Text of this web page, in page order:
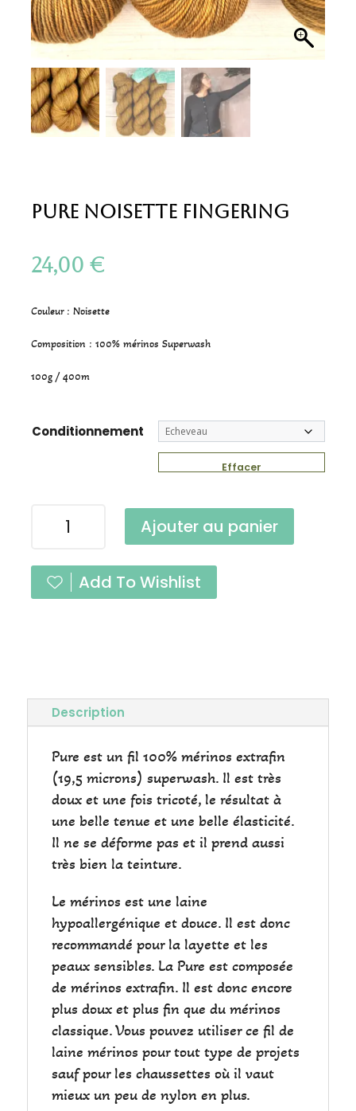
Pure Noisette Fingering
24,00 €
Couleur : Noisette
Composition : 100% mérinos Superwash
100g / 400m
Conditionnement
Effacer
Noisette
Fingering
Ajouter au panier
Add To Wishlist
Description
Pure est un fil 100% mérinos extrafin
(19,5 microns) superwash. Il est très
doux et une fois tricoté, le résultat à
une belle tenue et une belle élasticité.
Il ne se déforme pas et il prend aussi
très bien la teinture.
Le mérinos est une laine
hypoallergénique et douce. Il est donc
recommandé pour la layette et les
peaux sensibles. La Pure est composée
de mérinos extrafin. Il est donc encore
plus doux et plus fin que du mérinos
classique. Vous pouvez utiliser ce fil de
laine mérinos pour tout type de projets
sauf pour les chaussettes où il vaut
mieux un peu de nylon en plus.